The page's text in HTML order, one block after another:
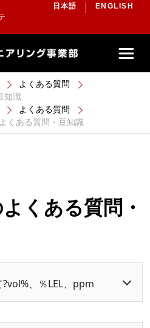
日本語 ENGLISH
よくある質問
知識
よくある質問
くある質問・豆知識
くある質問・
、％LEL、ppm